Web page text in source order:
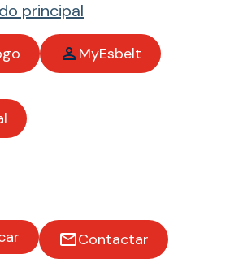
principal
MyEsbelt
Contactar
con esbelt®
consulta*